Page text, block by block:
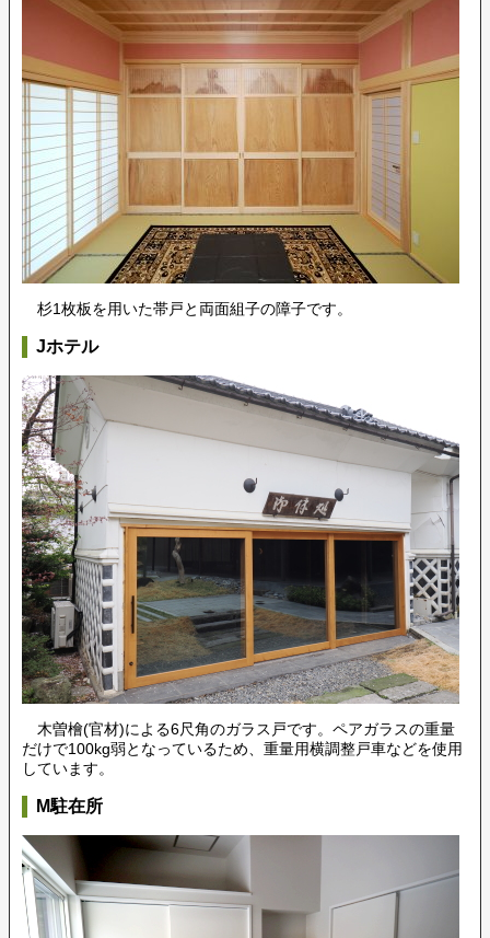
杉1枚板を用いた帯戸と両面組子の障子です。
Jホテル
木曽檜(官材)による6尺角のガラス戸です。ペアガラスの重量
だけで100kg弱となっているため、重量用横調整戸車などを使用
しています。
M駐在所